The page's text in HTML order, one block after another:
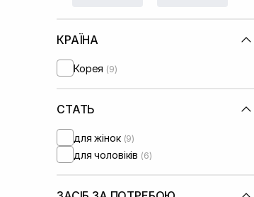
КРАЇНА
Корея (9)
СТАТЬ
для жінок (9)
для чоловіків (6)